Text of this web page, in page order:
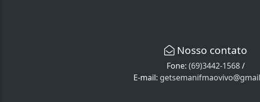
Nosso contato
Fone:(69)3442-1568/